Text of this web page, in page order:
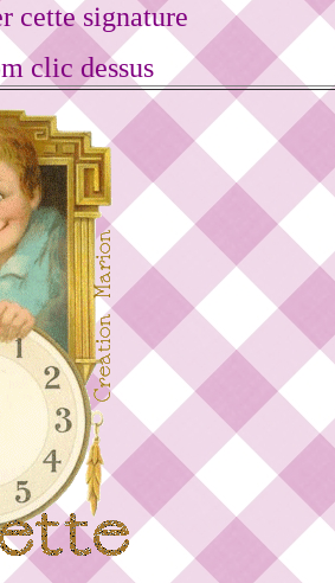
cette signature
clic dessus